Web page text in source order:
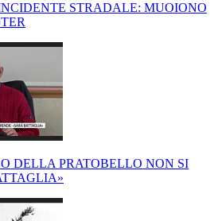
STRADALE: MUOIONO
DELLA PRATOBELLO NON SI